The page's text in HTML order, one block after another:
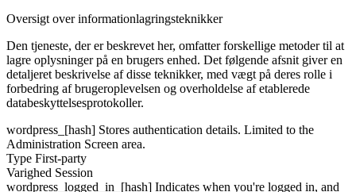
Oversigt over informationlagringsteknikker
Den tjeneste, der er beskrevet her, omfatter forskellige metoder til at
lagre oplysninger på en brugers enhed. Det følgende afsnit giver en
detaljeret beskrivelse af disse teknikker, med vægt på deres rolle i
forbedring af brugeroplevelsen og overholdelse af etablerede
databeskyttelsesprotokoller.
wordpress_[hash] Stores authentication details. Limited to the
Administration Screen area.
Type First-party
Varighed Session
wordpress_logged_in_[hash] Indicates when you're logged in, and